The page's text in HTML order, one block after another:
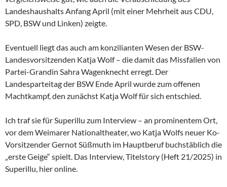
Landeshaushalts Anfang April (mit einer Mehrheit aus CDU,
SPD, BSW und Linken) zeigte.
Eventuell liegt das auch am konzilianten Wesen der BSW-
Landesvorsitzenden Katja Wolf – die damit das Missfallen von
Partei-Grandin Sahra Wagenknecht erregt. Der
Landesparteitag der BSW Ende April wurde zum offenen
Machtkampf, den zunächst Katja Wolf für sich entschied.
Ich traf sie für Superillu zum Interview – an prominentem Ort,
vor dem Weimarer Nationaltheater, wo Katja Wolfs neuer Ko-
Vorsitzender Gernot Süßmuth im Hauptberuf buchstäblich die
„erste Geige“ spielt. Das Interview, Titelstory (Heft 21/2025) in
Superillu, hier online.